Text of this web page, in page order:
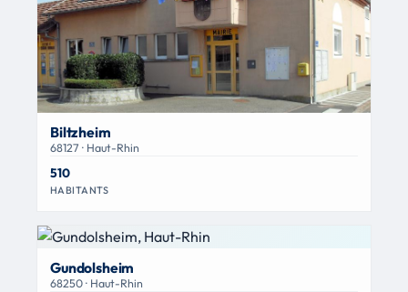
Biltzheim
68127 · Haut-Rhin
510
HABITANTS
Gundolsheim
68250 · Haut-Rhin